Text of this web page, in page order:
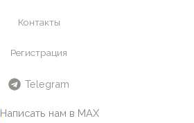
Контакты
Регистрация
Telegram
Написать нам в MAX